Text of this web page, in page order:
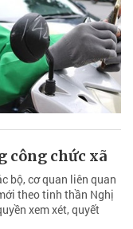
công chức xã
bộ, cơ quan liên quan
theo tinh thần Nghị
xem xét, quyết